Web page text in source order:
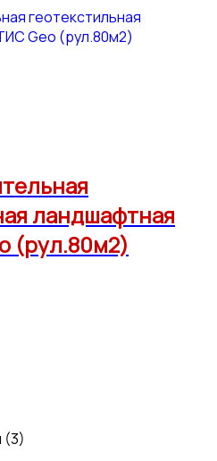
ландшафтная
(рул.80м2)
(3)